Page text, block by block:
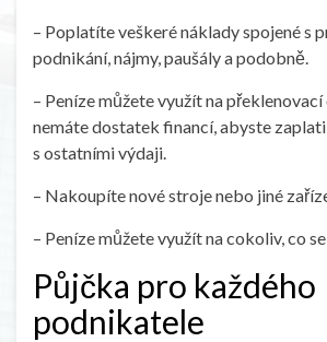
– Poplatíte veškeré náklady spojené s
podnikání, nájmy, paušály a podobně.
– Peníze můžete využít na
nemáte dostatek financí, abyste
s ostatními výdaji.
– Nakoupíte nové stroje nebo jiné
– Peníze můžete využít na cokoliv, co
Půjčka pro každého
podnikatele